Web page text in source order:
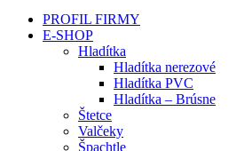
PROFIL FIRMY
E-SHOP
Hladítka
Hladítka nerezové
Hladítka PVC
Hladítka – Brúsne
Štetce
Valčeky
Špachtle